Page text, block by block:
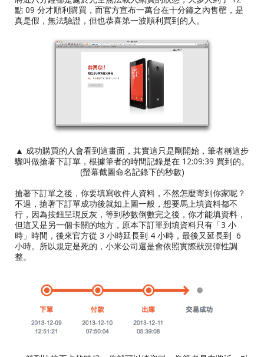
點 09 分才順利購買，而官方宣布一萬台在十分鐘之內售罄，是
真是假，無法驗證，但也恭喜第一波順利買到的人。
▲ 成功購買的人會看到這畫面，其實這只是剛開始，筆者稱這步
驟叫做搶著下訂單，根據筆者的時間記錄是在 12:09:39 買到的。
(螢幕截圖命名記錄下的秒數)
搶著下訂單之後，你要填寫收件人資料，不然怎麼寄到你家呢？
不過，搶著下訂單成功後就如上圖一般，想要馬上填資料都不
行，因為按鈕呈現反灰，等到秒數倒數完之後，你才能填資料，
但這又是另一個卡關的地方，原本下訂單到填資料只有「3 小
時」時間，後來官方從 3 小時延長到 4 小時，最後又延長到 6
小時。所以規定是死的，小米公司還是會依照實際狀況彈性調
整。